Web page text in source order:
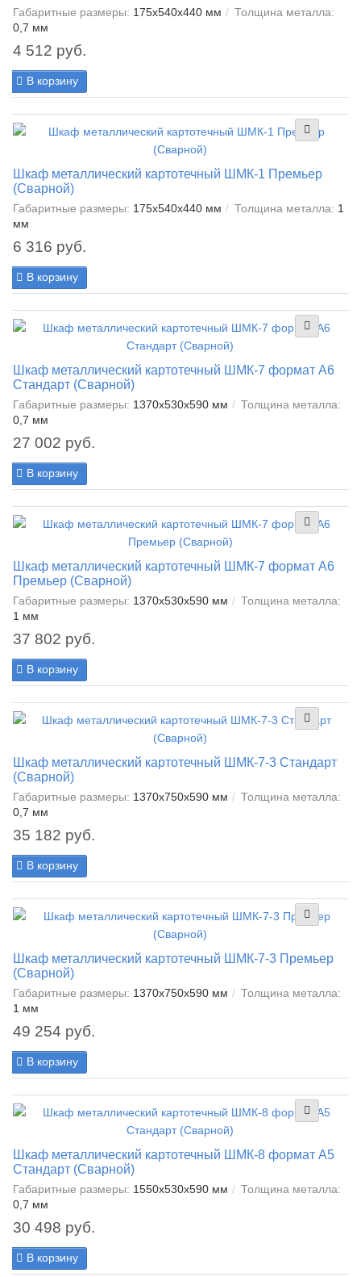
Габаритные размеры: 175x540x440 мм
Толщина металла:
0,7 мм
4 512 руб.
В корзину
Шкаф металлический картотечный ШМК-1 Премьер
(Сварной)
Габаритные размеры: 175x540x440 мм Толщина металла: 1
мм
6 316 руб.
В корзину
Шкаф металлический картотечный ШМК-7 формат А6
Стандарт (Сварной)
Габаритные размеры: 1370x530x590 мм
Толщина металла:
0,7 мм
27 002 руб.
В корзину
Шкаф металлический картотечный ШМК-7 формат А6
Премьер (Сварной)
Габаритные размеры: 1370x530x590 мм
Толщина металла:
1 мм
37 802 руб.
В корзину
Шкаф металлический картотечный ШМК-7-3 Стандарт
(Сварной)
Габаритные размеры: 1370x750x590 мм
Толщина металла:
0,7 мм
35 182 руб.
В корзину
Шкаф металлический картотечный ШМК-7-3 Премьер
(Сварной)
Габаритные размеры: 1370x750x590 мм
Толщина металла:
1 мм
49 254 руб.
В корзину
Шкаф металлический картотечный ШМК-8 формат А5
Стандарт (Сварной)
Габаритные размеры: 1550x530x590 мм
Толщина металла:
0,7 мм
30 498 руб.
В корзину